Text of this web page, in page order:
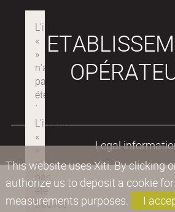
This website uses Xiti. By clicking
authorize us to deposit a cookie
measurements purposes.
I
Legal